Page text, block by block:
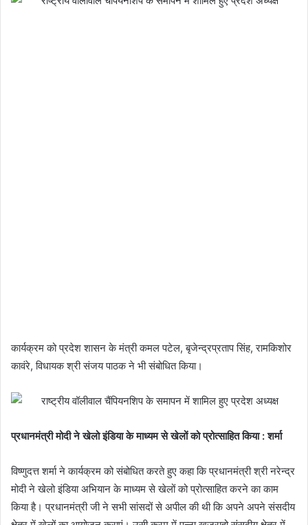
कार्यक्रम को प्रदेश शासन के मंत्री कमल पटेल, बृजेन्द्रप्रताप सिंह, रामकिशोर
कावंरे, विधायक श्री संजय पाठक ने भी संबोधित किया।
प्रधानमंत्री मोदी ने खेलो इंडिया के माध्यम से खेलों को प्रोत्साहित किया : शर्मा
विष्णुदत्त शर्मा ने कार्यक्रम को संबोधित करते हुए कहा कि प्रधानमंत्री श्री नरेन्द्र
मोदी ने खेलो इंडिया अभियान के माध्यम से खेलों को प्रोत्साहित करने का काम
किया है। प्रधानमंत्री जी ने सभी सांसदों से अपील की थी कि अपने अपने संसदीय